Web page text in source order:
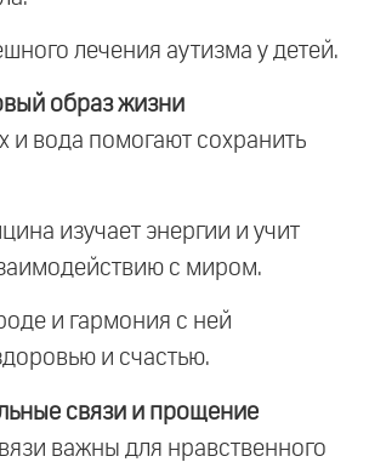
лечения аутизма у детей.
образ жизни
и вода помогают сохранить
изучает энергии и учит
с миром.
и гармония с ней
и счастью.
связи и прощение
важны для нравственного